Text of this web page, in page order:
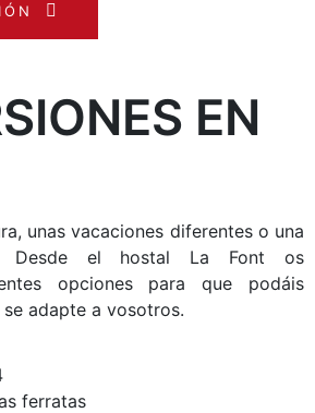
EN
unas vacaciones diferentes o una
Desde el hostal La Font os
opciones para que podáis
adapte a vosotros.
ferratas